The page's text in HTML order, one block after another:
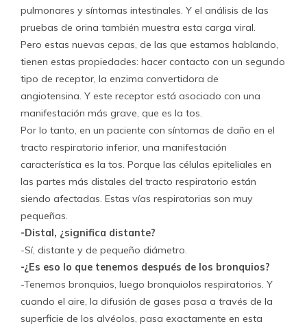
pulmonares y síntomas intestinales. Y el análisis de las
pruebas de orina también muestra esta carga viral.
Pero estas nuevas cepas, de las que estamos hablando,
tienen estas propiedades: hacer contacto con un segundo
tipo de receptor, la enzima convertidora de
angiotensina. Y este receptor está asociado con una
manifestación más grave, que es la tos.
Por lo tanto, en un paciente con síntomas de daño en el
tracto respiratorio inferior, una manifestación
característica es la tos. Porque las células epiteliales en
las partes más distales del tracto respiratorio están
siendo afectadas. Estas vías respiratorias son muy
pequeñas.
-Distal, ¿significa distante?
-Sí, distante y de pequeño diámetro.
-¿Es eso lo que tenemos después de los bronquios?
-Tenemos bronquios, luego bronquiolos respiratorios. Y
cuando el aire, la difusión de gases pasa a través de la
superficie de los alvéolos, pasa exactamente en esta